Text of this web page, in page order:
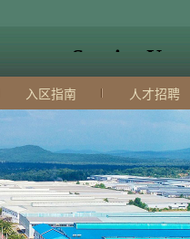
入区指南 人才招聘